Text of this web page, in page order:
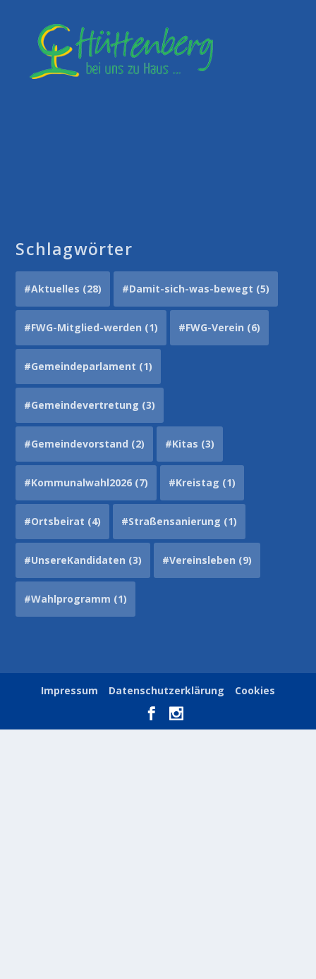
Schlagwörter
#Aktuelles (28) #Damit-sich-was-bewegt (5)
#FWG-Mitglied-werden (1) #FWG-Verein (6)
#Gemeindeparlament (1)
#Gemeindevertretung (3)
#Gemeindevorstand (2) #Kitas (3)
#Kommunalwahl2026 (7) #Kreistag (1)
#Ortsbeirat (4) #Straßensanierung (1)
#UnsereKandidaten (3) #Vereinsleben (9)
#Wahlprogramm (1)
Impressum Datenschutzerklärung Cookies